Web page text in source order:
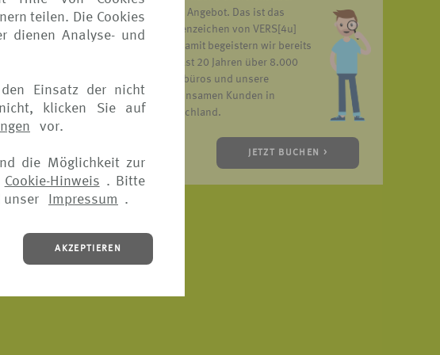
teilen. Die Cookies
dienen Analyse- und
Einsatz der nicht
klicken Sie auf
vor.
die Möglichkeit zur
Cookie-Hinweis . Bitte
unser Impressum .
AKZEPTIEREN
Am
automatisch.
abgeschlossen
und Ausland;
unser Angebot. Das ist das
Markenzeichen von VERS[4u]
und damit begeistern wir bereits
seit fast 20 Jahren über 8.000
Reisebüros und unsere
gemeinsamen Kunden in
Deutschland.
JETZT BUCHEN >